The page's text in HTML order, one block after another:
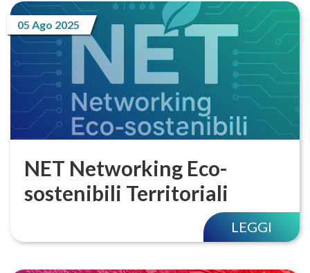
05 Ago 2025
NET Networking Eco-
sostenibili Territoriali
LEGGI